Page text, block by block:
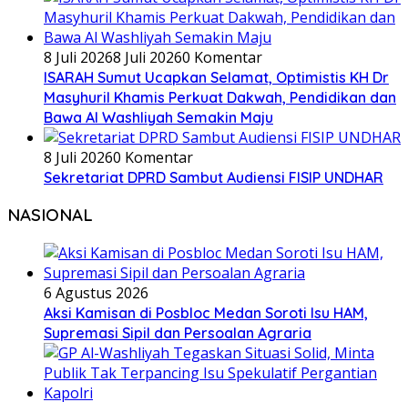
8 Juli 20268 Juli 20260 Komentar
ISARAH Sumut Ucapkan Selamat, Optimistis KH Dr
Masyhuril Khamis Perkuat Dakwah, Pendidikan dan
Bawa Al Washliyah Semakin Maju
8 Juli 20260 Komentar
Sekretariat DPRD Sambut Audiensi FISIP UNDHAR
NASIONAL
6 Agustus 2026
Aksi Kamisan di Posbloc Medan Soroti Isu HAM,
Supremasi Sipil dan Persoalan Agraria